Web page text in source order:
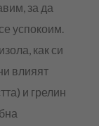
за да
успокоим.
как си
влияят
и грелин